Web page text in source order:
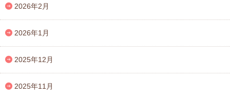
2026年2月
2026年1月
2025年12月
2025年11月